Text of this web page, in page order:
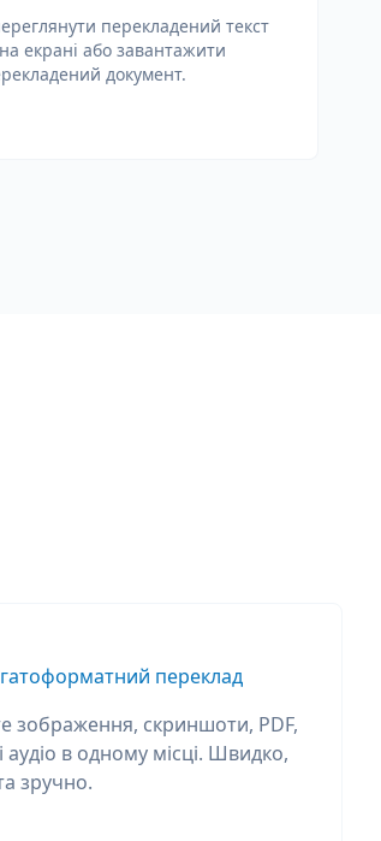
перекладений текст
екрані або завантажити
документ.
переклад
зображення, скриншоти, PDF,
в одному місці. Швидко,
зручно.